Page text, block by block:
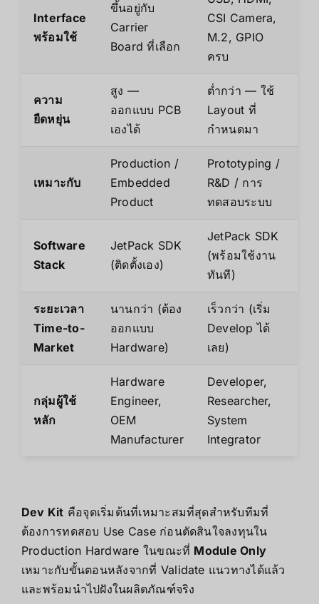
Interface
พร้อมใช้
ขึ้นอยู่กับ
Carrier
Board ที่เลือก
CSI Camera,
M.2, GPIO
ครบ
ความ
ยืดหยุ่น
สูง —
ออกแบบ PCB
เองได้
ต่ำกว่า — ใช้
Layout ที่
กำหนดมา
เหมาะกับ
Production /
Embedded
Product
Prototyping /
R&D / การ
ทดสอบระบบ
Software
Stack
JetPack SDK
(ติดตั้งเอง)
JetPack SDK
(พร้อมใช้งาน
ทันที)
ระยะเวลา
Time-to-
Market
นานกว่า (ต้อง
ออกแบบ
Hardware)
เร็วกว่า (เริ่ม
Develop ได้
เลย)
กลุ่มผู้ใช้
หลัก
Hardware
Engineer,
OEM
Manufacturer
Developer,
Researcher,
System
Integrator
Dev Kit คือจุดเริ่มต้นที่เหมาะสมที่สุดสำหรับทีมที่
ต้องการทดสอบ Use Case ก่อนตัดสินใจลงทุนใน
Production Hardware ในขณะที่ Module Only
เหมาะกับขั้นตอนหลังจากที่ Validate แนวทางได้แล้ว
และพร้อมนำไปฝังในผลิตภัณฑ์จริง